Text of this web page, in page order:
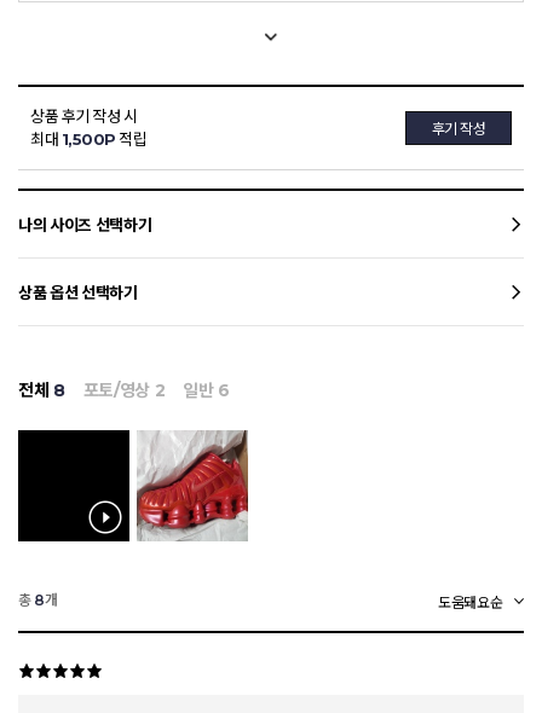
상품 후기 작성 시
최대 1,500P 적립
후기 작성
나의 사이즈 선택하기
상품 옵션 선택하기
전체 8 포토/영상 2 일반 6
총 8개